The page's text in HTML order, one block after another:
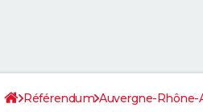
Référendum Auvergne-Rhône-